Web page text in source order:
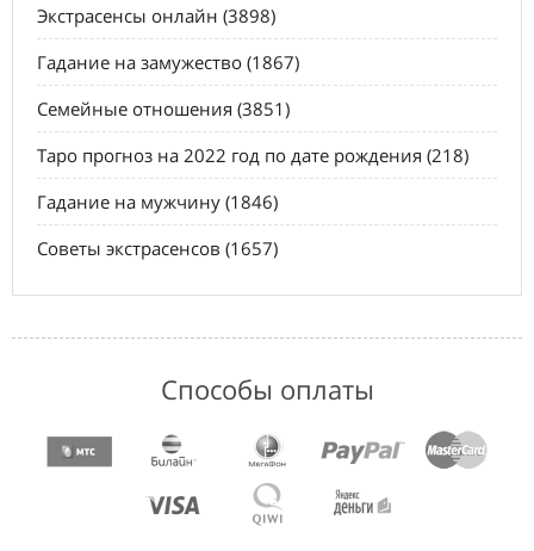
Экстрасенсы онлайн (3898)
Гадание на замужество (1867)
Семейные отношения (3851)
Таро прогноз на 2022 год по дате рождения (218)
Гадание на мужчину (1846)
Советы экстрасенсов (1657)
Способы оплаты